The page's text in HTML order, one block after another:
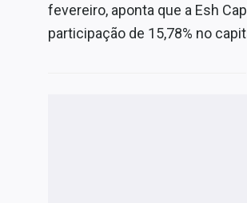
fevereiro, aponta que a Esh
participação de 15,78% no